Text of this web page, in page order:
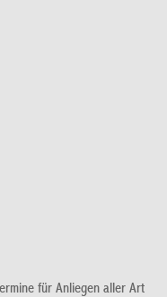
für Anliegen aller Art